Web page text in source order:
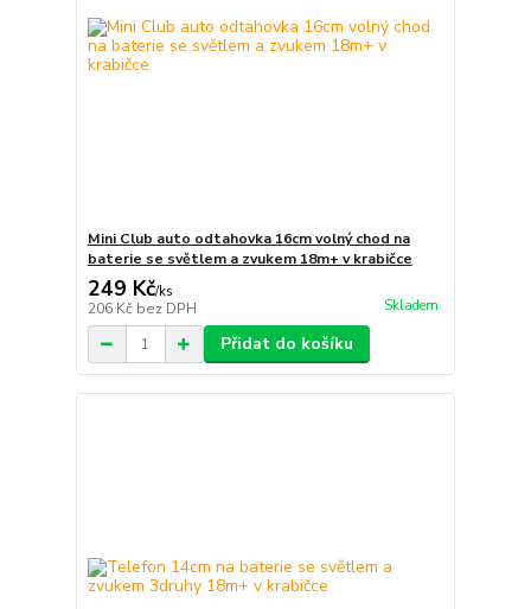
Mini Club auto odtahovka 16cm volný chod na
baterie se světlem a zvukem 18m+ v krabičce
249 Kč/ks
206 Kč bez DPH Skladem
Přidat do košíku